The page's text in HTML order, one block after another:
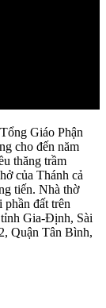
Giáo Phận
cho đến năm
thăng trầm
của Thánh cả
tiến. Nhà thờ
đất trên
Gia-Định, Sài
Quận Tân Bình,